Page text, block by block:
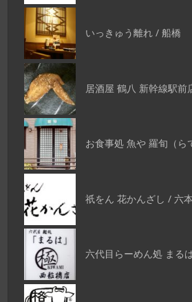
いっきゅう離れ / 船橋
居酒屋 鶴八 新幹線駅前
お食事処 魚や 羅旬（ら
祇をん 花かんざし / 六
六代目らーめん処 まる